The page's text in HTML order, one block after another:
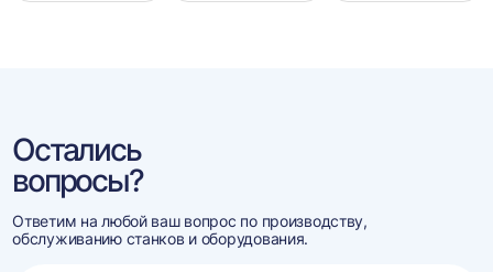
Остались
вопросы?
Ответим на любой ваш вопрос по производству,
обслуживанию станков и оборудования.